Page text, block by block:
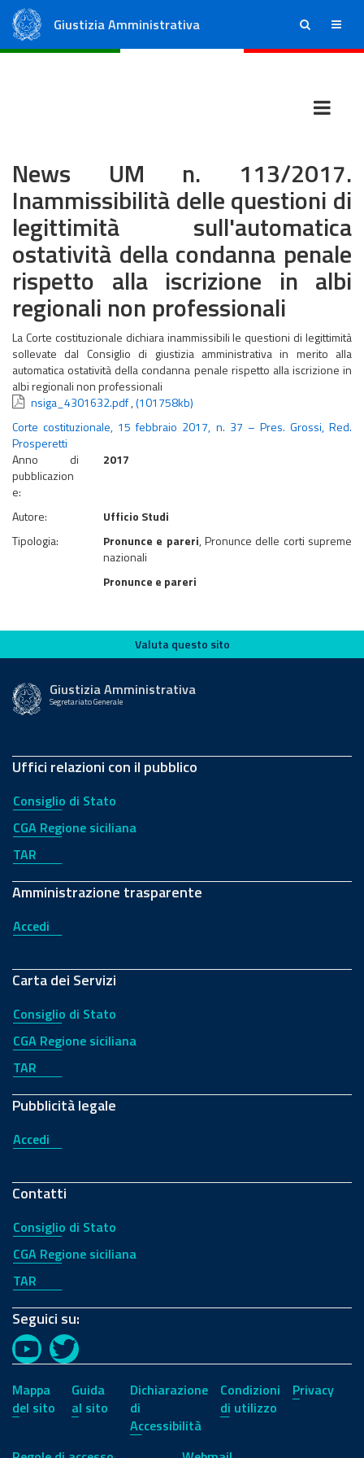
Giustizia Amministrativa ricerca menu
News UM n. 113/2017.
Inammissibilità delle questioni di
legittimità sull'automatica
ostatività della condanna penale
rispetto alla iscrizione in albi
regionali non professionali
La Corte costituzionale dichiara inammissibili le questioni di legittimità
sollevate dal Consiglio di giustizia amministrativa in merito alla
automatica ostatività della condanna penale rispetto alla iscrizione in
albi regionali non professionali
nsiga_4301632.pdf,(101758kb)
Corte costituzionale, 15 febbraio 2017, n. 37 – Pres. Grossi, Red.
Prosperetti
Anno di
pubblicazion
e:
2017
Autore:
Ufficio Studi
Tipologia:
Pronunce e pareri, Pronunce delle corti supreme
nazionali
Pronunce e pareri
Valuta questo sito
Valuta questo sito
Giustizia Amministrativa
Segretariato Generale
Uffici relazioni con il pubblico
Consiglio di Stato
CGA Regione siciliana
TAR
Amministrazione trasparente
Accedi
Carta dei Servizi
Consiglio di Stato
CGA Regione siciliana
TAR
Pubblicità legale
Accedi
Contatti
Consiglio di Stato
CGA Regione siciliana
TAR
Seguici su:
YouTubeTwitter
Mappa
del sito
Guida
al sito
Dichiarazione
di
Accessibilità
Condizioni
di utilizzo
Privacy